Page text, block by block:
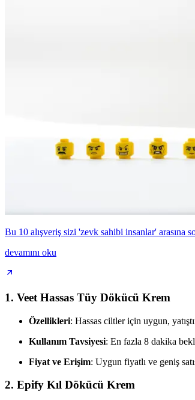
Bu 10 alışveriş sizi 'zevk sahibi insanlar' arasına
devamını oku
1. Veet Hassas Tüy Dökücü Krem
Özellikleri: Hassas ciltler için uygun,
Kullanım Tavsiyesi: En fazla 8 dakika
Fiyat ve Erişim: Uygun fiyatlı ve geniş
2. Epify Kıl Dökücü Krem